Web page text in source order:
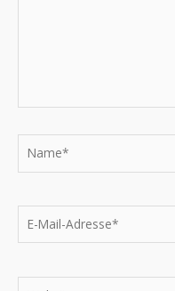
Mail-
Adresse*